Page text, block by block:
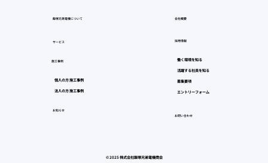
飯塚兄弟電機について
サービス
施工事例
個人の方 施工事例
法人の方 施工事例
お知らせ
会社概要
採用情報
働く環境を知る
活躍する社員を知る
募集要項
エントリーフォーム
お問い合わせ
© 2025 株式会社飯塚兄弟電機商会